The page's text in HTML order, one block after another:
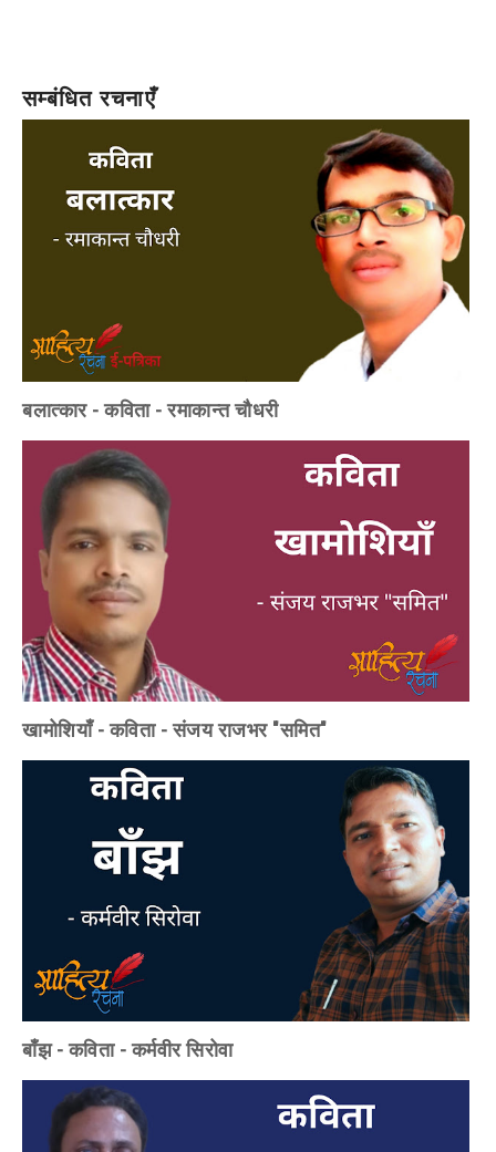
सम्बंधित रचनाएँ
बलात्कार - कविता - रमाकान्त चौधरी
खामोशियाँ - कविता - संजय राजभर "समित"
बाँझ - कविता - कर्मवीर सिरोवा